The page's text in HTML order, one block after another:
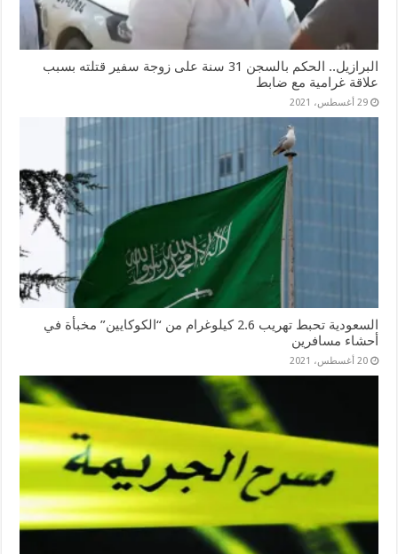
البرازيل.. الحكم بالسجن 31 سنة على زوجة سفير قتلته بسبب
علاقة غرامية مع ضابط
29 أغسطس، 2021
السعودية تحبط تهريب 2.6 كيلوغرام من “الكوكايين” مخبأة في
أحشاء مسافرين
20 أغسطس، 2021